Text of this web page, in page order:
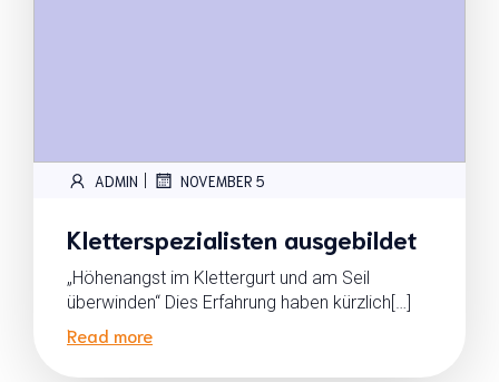
ADMIN | NOVEMBER 5
Kletterspezialisten ausgebildet
„Höhenangst im Klettergurt und am Seil
überwinden“ Dies Erfahrung haben kürzlich[…]
Read more